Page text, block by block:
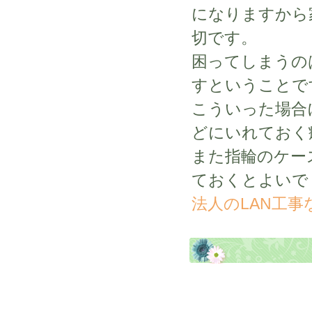
になりますか
切です。
困ってしまう
すということで
こういった場
どにいれてお
また指輪のケ
ておくとよい
法人のLAN工事